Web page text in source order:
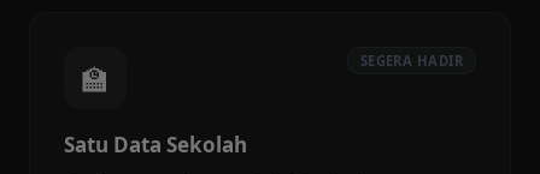
🏫
Satu Data Sekolah
SEGERA HADIR